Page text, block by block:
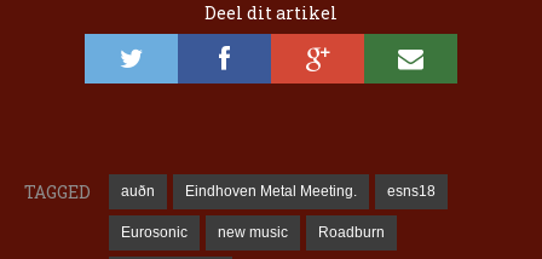
Deel dit artikel
TAGGED auðn Eindhoven Metal Meeting. esns18
Eurosonic new music Roadburn